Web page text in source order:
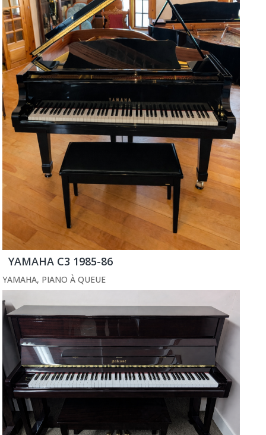
YAMAHA C3 1985-86
YAMAHA, PIANO À QUEUE